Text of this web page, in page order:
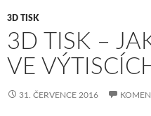
3D TISK
3D TISK –
VE
31. ČERVENCE 2016